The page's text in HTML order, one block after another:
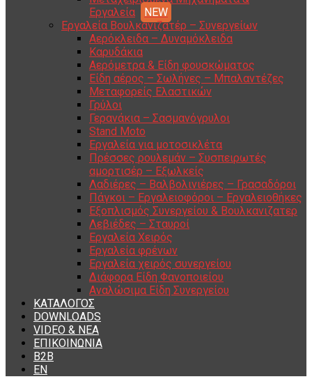
Εργαλεία
Εργαλεία Βουλκανιζατέρ – Συνεργείων
Αερόκλειδα – Δυναμόκλειδα
Καρυδάκια
Αερόμετρα & Είδη φουσκώματος
Είδη αέρος – Σωλήνες – Μπαλαντέζες
Μεταφορείς Ελαστικών
Γρύλοι
Γερανάκια – Σασμανόγρυλοι
Stand Moto
Εργαλεία για μοτοσικλέτα
Πρέσσες ρουλεμάν – Συσπειρωτές
αμορτισέρ – Εξωλκείς
Λαδιέρες – Βαλβολινιέρες – Γρασαδόροι
Πάγκοι – Εργαλειοφόροι – Εργαλειοθήκες
Εξοπλισμός Συνεργείου & Βουλκανιζατερ
Λεβιέδες – Σταυροί
Εργαλεία Χειρός
Εργαλεία φρένων
Εργαλεία χειρός συνεργείου
Διάφορα Είδη Φανοποιείου
Αναλώσιμα Είδη Συνεργείου
ΚΑΤΑΛΟΓΟΣ
DOWNLOADS
VIDEO & ΝΕΑ
ΕΠΙΚΟΙΝΩΝΙΑ
B2B
ΕΝ